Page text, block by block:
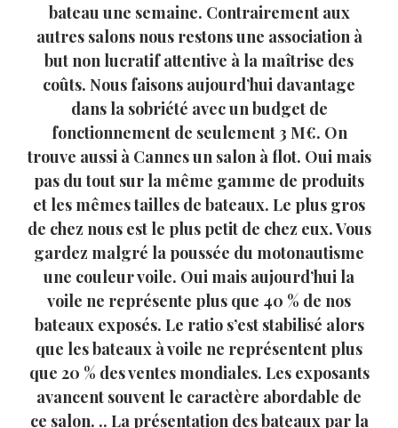
bateau une semaine. Contrairement aux
autres salons nous restons une association à
but non lucratif attentive à la maîtrise des
coûts. Nous faisons aujourd’hui davantage
dans la sobriété avec un budget de
fonctionnement de seulement 3 M€. On
trouve aussi à Cannes un salon à flot. Oui mais
pas du tout sur la même gamme de produits
et les mêmes tailles de bateaux. Le plus gros
de chez nous est le plus petit de chez eux. Vous
gardez malgré la poussée du motonautisme
une couleur voile. Oui mais aujourd’hui la
voile ne représente plus que 40 % de nos
bateaux exposés. Le ratio s’est stabilisé alors
que les bateaux à voile ne représentent plus
que 20 % des ventes mondiales. Les exposants
avancent souvent le caractère abordable de
ce salon. .. La présentation des bateaux par la